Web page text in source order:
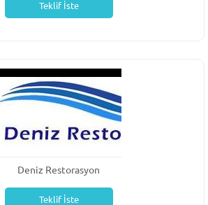
Teklif İste
Deniz Restorasyon
Teklif İste